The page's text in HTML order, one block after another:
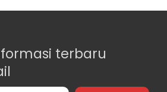
terbaru